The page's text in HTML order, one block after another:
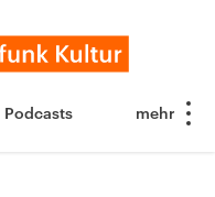
Podcasts